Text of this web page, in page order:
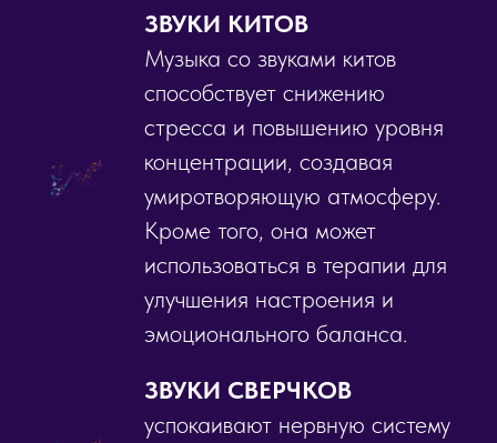
ЗВУКИ КИТОВ
Музыка со звуками китов
способствует снижению
стресса и повышению уровня
концентрации, создавая
умиротворяющую атмосферу.
Кроме того, она может
использоваться в терапии для
улучшения настроения и
эмоционального баланса.
ЗВУКИ СВЕРЧКОВ
успокаивают нервную систему